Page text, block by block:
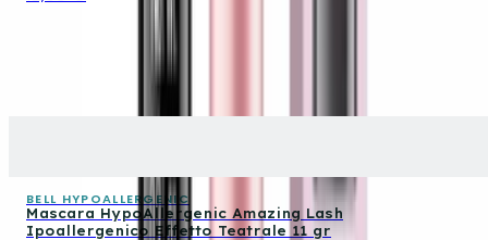
BELL HYPOALLERGENIC
Mascara HypoAllergenic Amazing Lash
Ipoallergenico Effetto Teatrale 11 gr